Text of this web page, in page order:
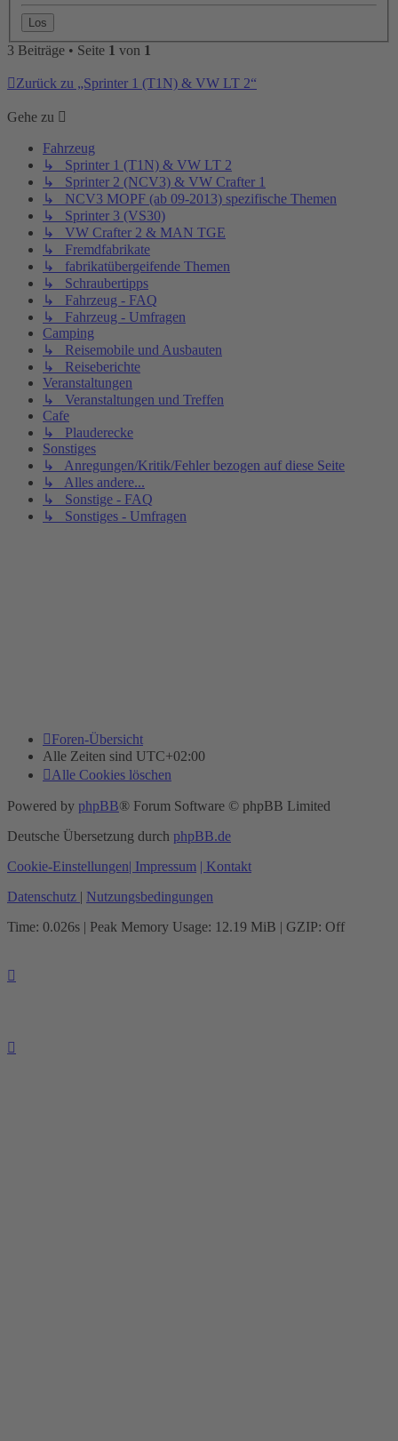
3 Beiträge • Seite 1 von 1
Zurück zu „Sprinter 1 (T1N) & VW LT 2“
Gehe zu
Fahrzeug
↳ Sprinter 1 (T1N) & VW LT 2
↳ Sprinter 2 (NCV3) & VW Crafter 1
↳ NCV3 MOPF (ab 09-2013) spezifische Themen
↳ Sprinter 3 (VS30)
↳ VW Crafter 2 & MAN TGE
↳ Fremdfabrikate
↳ fabrikatübergeifende Themen
↳ Schraubertipps
↳ Fahrzeug - FAQ
↳ Fahrzeug - Umfragen
Camping
↳ Reisemobile und Ausbauten
↳ Reiseberichte
Veranstaltungen
↳ Veranstaltungen und Treffen
Cafe
↳ Plauderecke
Sonstiges
↳ Anregungen/Kritik/Fehler bezogen auf diese Seite
↳ Alles andere...
↳ Sonstige - FAQ
↳ Sonstiges - Umfragen
Foren-Übersicht
Alle Zeiten sind UTC+02:00
Alle Cookies löschen
Powered by phpBB® Forum Software © phpBB Limited
Deutsche Übersetzung durch phpBB.de
Cookie-Einstellungen| Impressum | Kontakt
Datenschutz | Nutzungsbedingungen
Time: 0.026s | Peak Memory Usage: 12.19 MiB | GZIP: Off